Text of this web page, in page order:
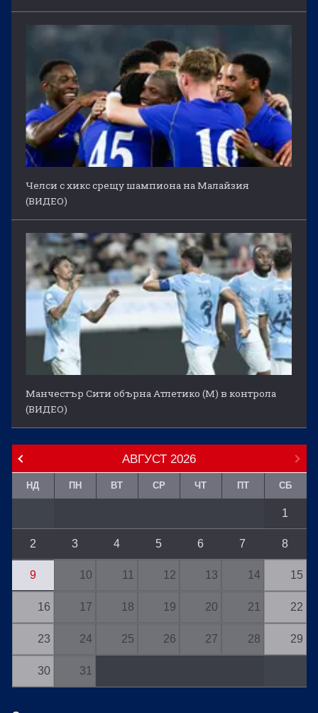
Челси с хикс срещу шампиона на Малайзия
(ВИДЕО)
Манчестър Сити обърна Атлетико (М) в контрола
(ВИДЕО)
АВГУСТ 2026
НД ПН ВТ СР ЧТ ПТ СБ
1
2 3 4 5 6 7 8
9 10 11 12 13 14 15
16 17 18 19 20 21 22
23 24 25 26 27 28 29
30 31